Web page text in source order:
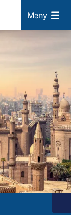
Meny